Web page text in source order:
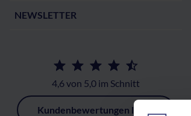
NEWSLETTER
4,6 von 5,0 im Schnitt
Kundenbewertungen lesen